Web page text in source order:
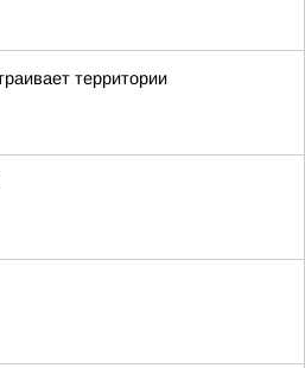
территории